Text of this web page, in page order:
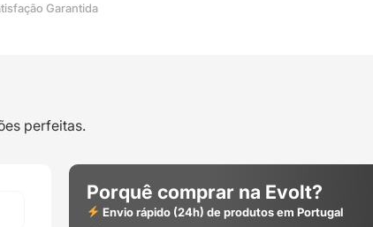
Garantida
perfeitas.
Porquê comprar na Evolt?
Envio rápido (24h) de produtos em Portugal